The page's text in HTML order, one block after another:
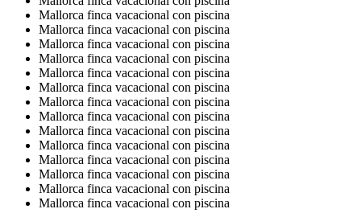
Mallorca finca vacacional con piscina
Mallorca finca vacacional con piscina
Mallorca finca vacacional con piscina
Mallorca finca vacacional con piscina
Mallorca finca vacacional con piscina
Mallorca finca vacacional con piscina
Mallorca finca vacacional con piscina
Mallorca finca vacacional con piscina
Mallorca finca vacacional con piscina
Mallorca finca vacacional con piscina
Mallorca finca vacacional con piscina
Mallorca finca vacacional con piscina
Mallorca finca vacacional con piscina
Mallorca finca vacacional con piscina